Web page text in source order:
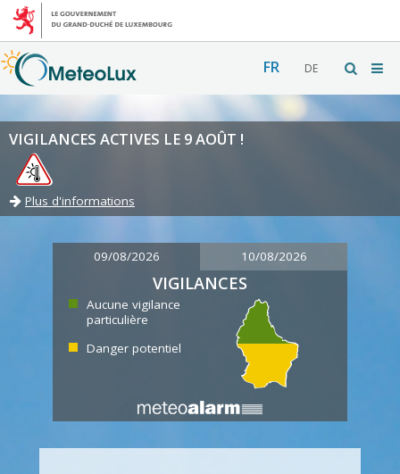
FR DE
VIGILANCES ACTIVES LE 9 AOÛT !
Plus d'informations
09/08/2026 10/08/2026
VIGILANCES
Aucune vigilance
particulière
Danger potentiel